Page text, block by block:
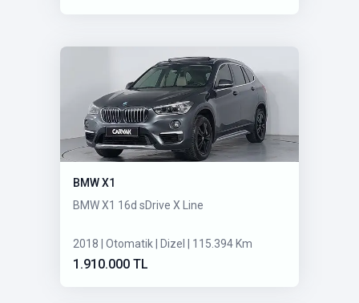
BMW X1
BMW X1 16d sDrive X Line
2018 | Otomatik | Dizel | 115.394 Km
1.910.000 TL